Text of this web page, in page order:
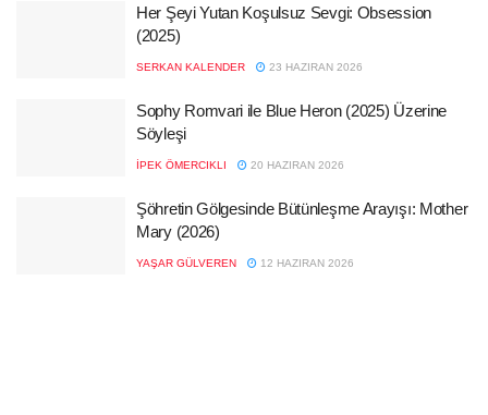
Her Şeyi Yutan Koşulsuz Sevgi: Obsession
(2025)
SERKAN KALENDER 23 HAZIRAN 2026
Sophy Romvari ile Blue Heron (2025) Üzerine
Söyleşi
İPEK ÖMERCIKLI 20 HAZIRAN 2026
Şöhretin Gölgesinde Bütünleşme Arayışı: Mother
Mary (2026)
YAŞAR GÜLVEREN 12 HAZIRAN 2026